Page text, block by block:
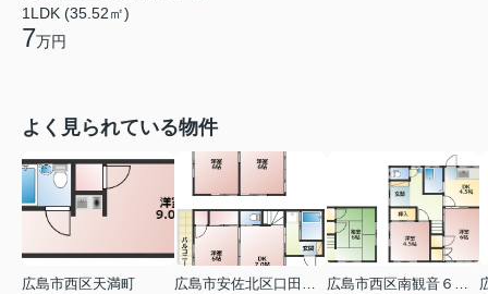
1LDK (35.52㎡)
7万円
よく見られている物件
広島市西区天満町